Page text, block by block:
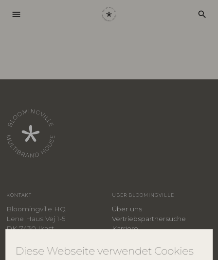
Diese Webseite verwendet Cookies
menu search
KONTAKT
Bloomingville HQ
Lene Haus Vej 1-5
DK-7430 Ikast
ÜBER BLOOMINGVILLE
Über uns
Vertriebspartnersuche
Karriere
​Datenschutzpolitik